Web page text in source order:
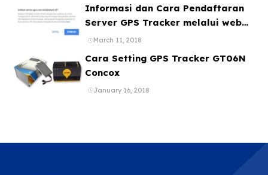
Informasi dan Cara Pendaftaran
Server GPS Tracker melalui web
ataupun Aplikasi Online Gratis
March 11, 2018
Cara Setting GPS Tracker GT06N
Concox
January 16, 2018